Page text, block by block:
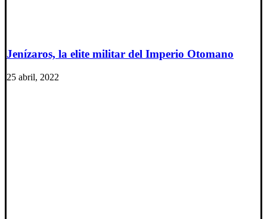
Jenízaros, la elite militar del Imperio Otomano
25 abril, 2022